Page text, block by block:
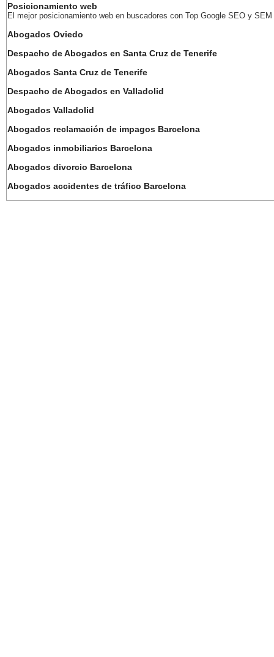
Posicionamiento web
El mejor posicionamiento web en buscadores con Top Google SEO y SEM
Abogados Oviedo
Despacho de Abogados en Santa Cruz de Tenerife
Abogados Santa Cruz de Tenerife
Despacho de Abogados en Valladolid
Abogados Valladolid
Abogados reclamación de impagos Barcelona
Abogados inmobiliarios Barcelona
Abogados divorcio Barcelona
Abogados accidentes de tráfico Barcelona